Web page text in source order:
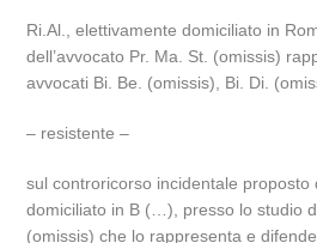
Ri.Al., elettivamente domiciliato in
dell’avvocato Pr. Ma. St. (omissis)
avvocati Bi. Be. (omissis), Bi. Di.
– resistente –
sul controricorso incidentale proposto
domiciliato in B (…), presso lo studio
(omissis) che lo rappresenta e difende